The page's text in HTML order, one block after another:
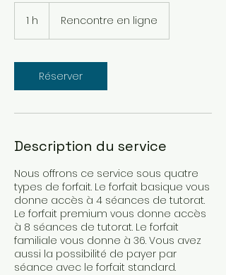
1 h Rencontre en ligne
Réserver
Description du service
Nous offrons ce service sous quatre
types de forfait. Le forfait basique vous
donne accès à 4 séances de tutorat.
Le forfait premium vous donne accès
à 8 séances de tutorat. Le forfait
familiale vous donne à 36. Vous avez
aussi la possibilité de payer par
séance avec le forfait standard.